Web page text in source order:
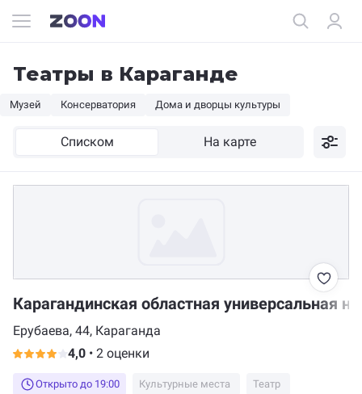
Театры в Караганде
Музей Консерватория Дома и дворцы культуры
Списком На карте
Карагандинская областная универсальная
Ерубаева, 44, Караганда
4,0 • 2 оценки
Открыто до 19:00 Культурные места Театр